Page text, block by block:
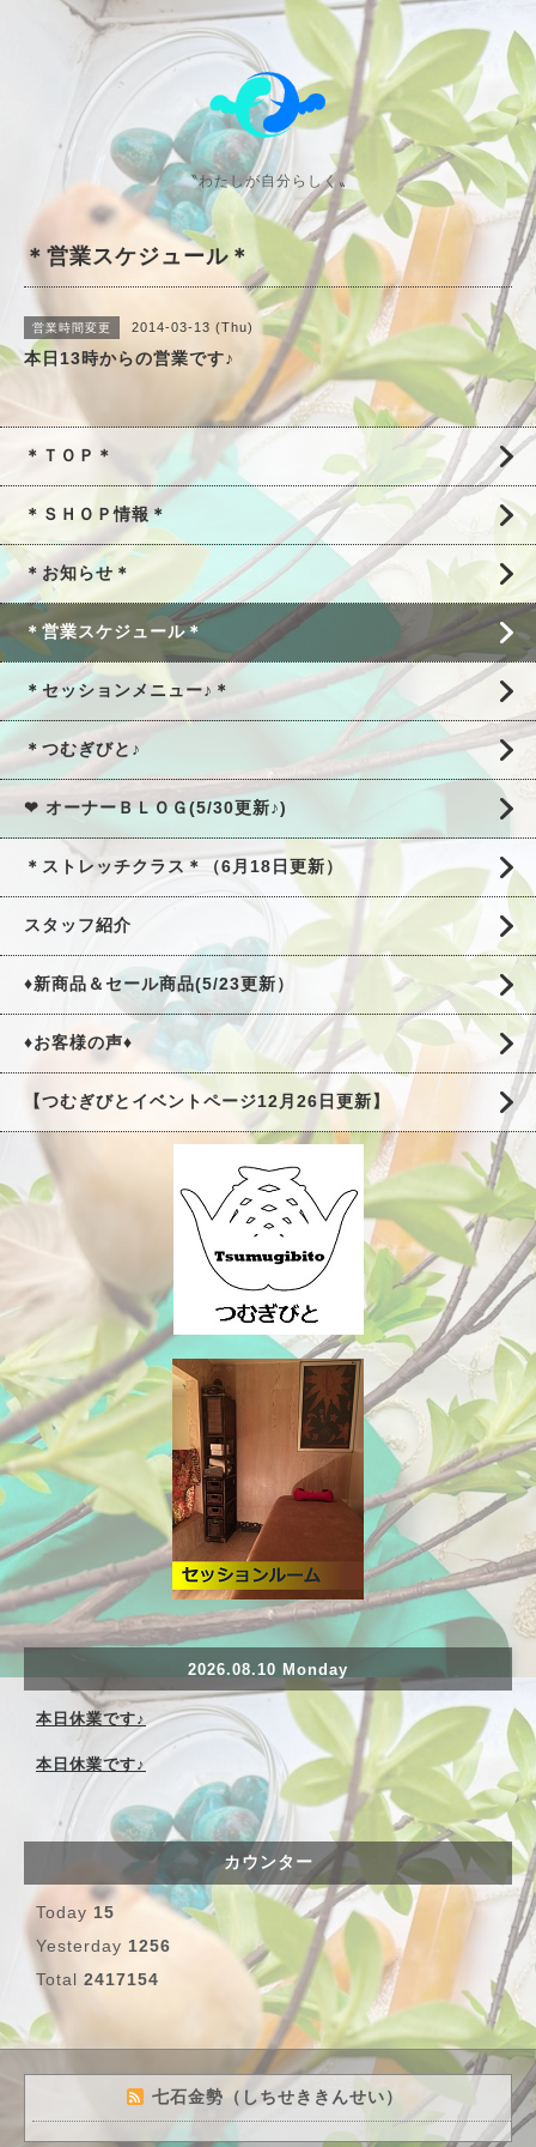
〝わたしが自分らしく〟
＊営業スケジュール＊
営業時間変更 2014-03-13 (Thu)
本日13時からの営業です♪
＊ＴＯＰ＊
＊ＳＨＯＰ情報＊
＊お知らせ＊
＊営業スケジュール＊
＊セッションメニュー♪＊
＊つむぎびと♪
❤ オーナーＢＬＯＧ(5/30更新♪)
＊ストレッチクラス＊（6月18日更新）
スタッフ紹介
♦新商品＆セール商品(5/23更新）
♦お客様の声♦
【つむぎびとイベントページ12月26日更新】
2026.08.10 Monday
本日休業です♪
本日休業です♪
カウンター
Today 15
Yesterday 1256
Total 2417154
七石金勢（しちせききんせい）